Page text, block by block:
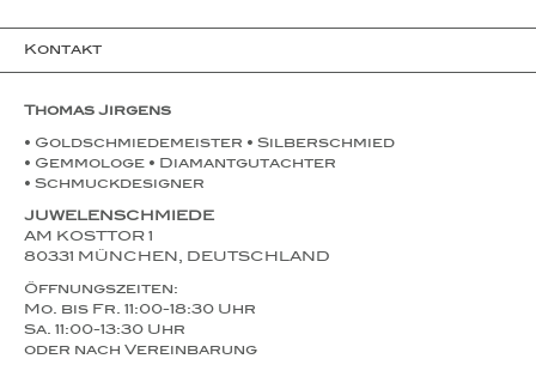
Kontakt
Thomas Jirgens
• Goldschmiedemeister • Silberschmied
• Gemmologe • Diamantgutachter
• Schmuckdesigner
JUWELENSCHMIEDE
AM KOSTTOR 1
80331 MÜNCHEN, DEUTSCHLAND
Öffnungszeiten:
Mo. bis Fr. 11:00-18:30 Uhr
Sa. 11:00-13:30 Uhr
oder nach Vereinbarung